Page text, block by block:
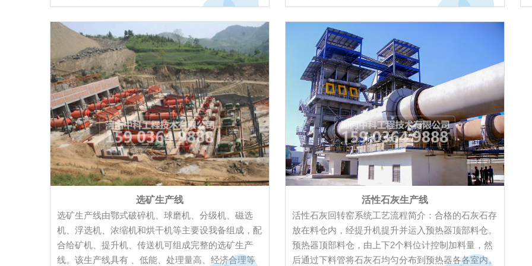
碎中占有比较重要的地位。（2）原料预均化预均化
技术就是在原料的存、取过程中，运用科学的堆取料
技术，实现原料的...
命长，能为客户带来可观的经济效益。石料破碎生产
线，成功应用于石灰石、玄武石、花岗岩、鹅卵石等
岩石的破碎加工，...
选矿生产线
选矿生产线由鄂式破碎机、球磨机、分级机、磁选
机、浮选机、浓缩机和烘干机等主要设我备组成，配
合给矿机、提升机、传送机可组成完整的选矿生产
线。该生产线具有 、低能、处理量高、经济合理等
活性石灰生产线
活性石灰回转窑系统工艺流程简介：合格的石灰石存
放在料仓内，经提升机提升并运入预热器顶部料仓。
预热器顶部料仓，由上下2个料位计控制加料量，然
后通过下料管将石灰石均匀分布到预热器各各室内。